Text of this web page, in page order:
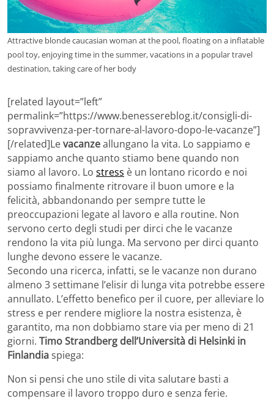
Attractive blonde caucasian woman at the pool, floating on a inflatable
pool toy, enjoying time in the summer, vacations in a popular travel
destination, taking care of her body
[related layout=”left”
permalink=”https://www.benessereblog.it/consigli-di-
sopravvivenza-per-tornare-al-lavoro-dopo-le-vacanze”]
[/related]Levacanzeallungano la vita. Lo sappiamo e
sappiamo anche quanto stiamo bene quando non
siamo al lavoro. Lo stress è un lontano ricordo e noi
possiamo finalmente ritrovare il buon umore e la
felicità, abbandonando per sempre tutte le
preoccupazioni legate al lavoro e alla routine. Non
servono certo degli studi per dirci che le vacanze
rendono la vita più lunga. Ma servono per dirci quanto
lunghe devono essere le vacanze.
Secondo una ricerca, infatti, se le vacanze non durano
almeno 3 settimane l’elisir di lunga vita potrebbe essere
annullato. L’effetto benefico per il cuore, per alleviare lo
stress e per rendere migliore la nostra esistenza, è
garantito, ma non dobbiamo stare via per meno di 21
giorni. Timo Strandberg dell’Università di Helsinki in
Finlandiaspiega:
Non si pensi che uno stile di vita salutare basti a
compensare il lavoro troppo duro e senza ferie.